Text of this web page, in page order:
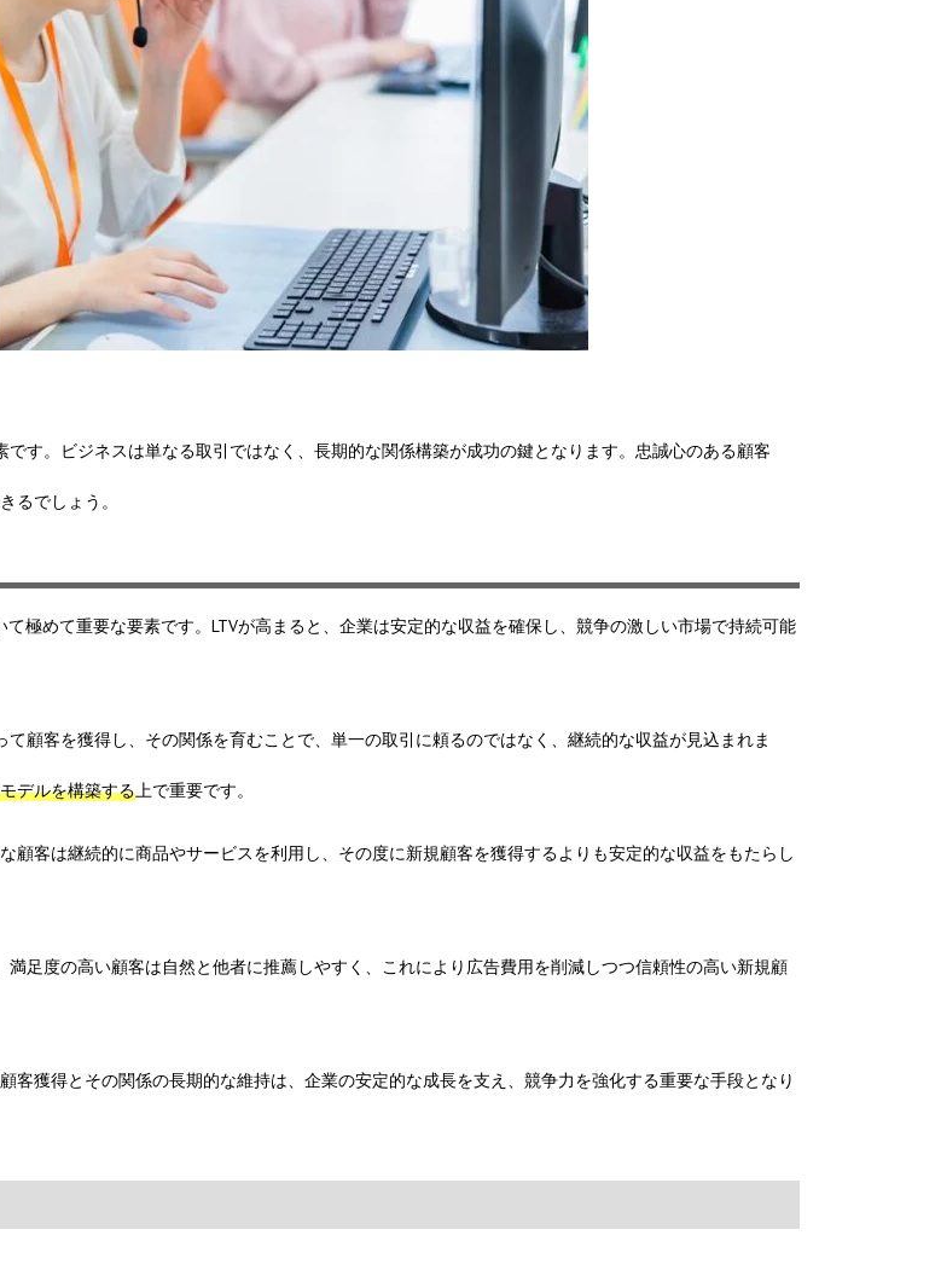
す。ビジネスは単なる取引ではなく、長期的な関係構築が成功の鍵となります。忠誠心のある顧客
るでしょう。
極めて重要な要素です。LTVが高まると、企業は安定的な収益を確保し、競争の激しい市場で持続可能
顧客を獲得し、その関係を育むことで、単一の取引に頼るのではなく、継続的な収益が見込まれま
デルを構築する上で重要です。
客は継続的に商品やサービスを利用し、その度に新規顧客を獲得するよりも安定的な収益をもたらし
足度の高い顧客は自然と他者に推薦しやすく、これにより広告費用を削減しつつ信頼性の高い新規顧
獲得とその関係の長期的な維持は、企業の安定的な成長を支え、競争力を強化する重要な手段となり